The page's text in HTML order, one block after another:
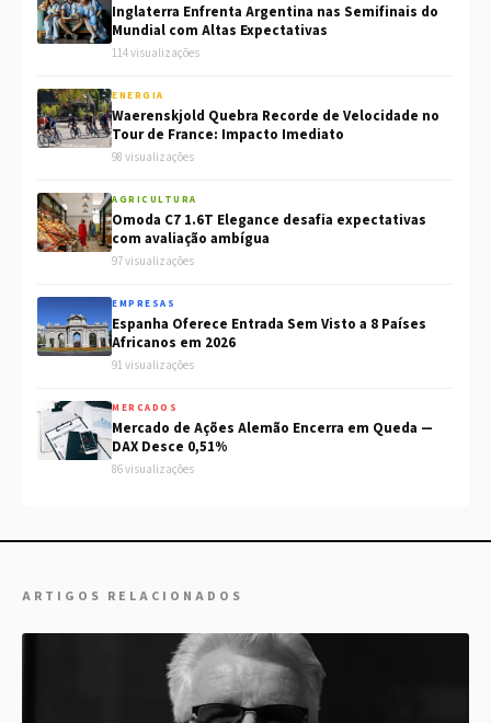
Inglaterra Enfrenta Argentina nas Semifinais do
Mundial com Altas Expectativas
114 visualizações
ENERGIA
Waerenskjold Quebra Recorde de Velocidade no
Tour de France: Impacto Imediato
98 visualizações
AGRICULTURA
Omoda C7 1.6T Elegance desafia expectativas
com avaliação ambígua
97 visualizações
EMPRESAS
Espanha Oferece Entrada Sem Visto a 8 Países
Africanos em 2026
91 visualizações
MERCADOS
Mercado de Ações Alemão Encerra em Queda —
DAX Desce 0,51%
86 visualizações
ARTIGOS RELACIONADOS